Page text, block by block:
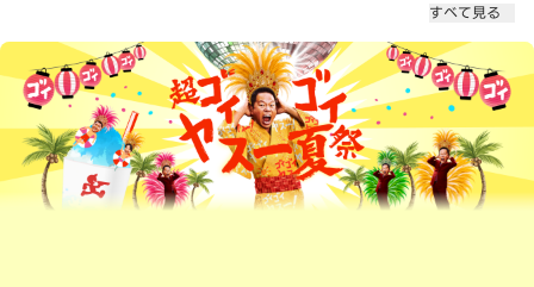
すべて見る
超ゴイゴイヤスー夏祭